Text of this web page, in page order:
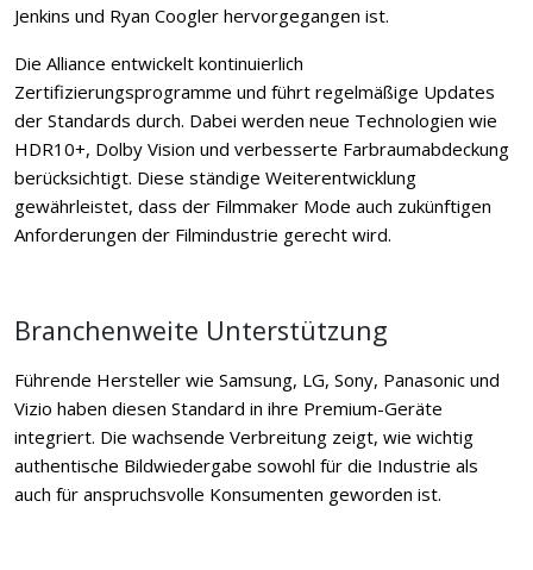
Jenkins und Ryan Coogler hervorgegangen ist.
Die Alliance entwickelt kontinuierlich
Zertifizierungsprogramme und führt regelmäßige Updates
der Standards durch. Dabei werden neue Technologien wie
HDR10+, Dolby Vision und verbesserte Farbraumabdeckung
berücksichtigt. Diese ständige Weiterentwicklung
gewährleistet, dass der Filmmaker Mode auch zukünftigen
Anforderungen der Filmindustrie gerecht wird.
Branchenweite Unterstützung
Führende Hersteller wie Samsung, LG, Sony, Panasonic und
Vizio haben diesen Standard in ihre Premium-Geräte
integriert. Die wachsende Verbreitung zeigt, wie wichtig
authentische Bildwiedergabe sowohl für die Industrie als
auch für anspruchsvolle Konsumenten geworden ist.